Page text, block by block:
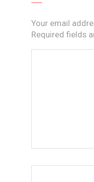
Your email
Required fields